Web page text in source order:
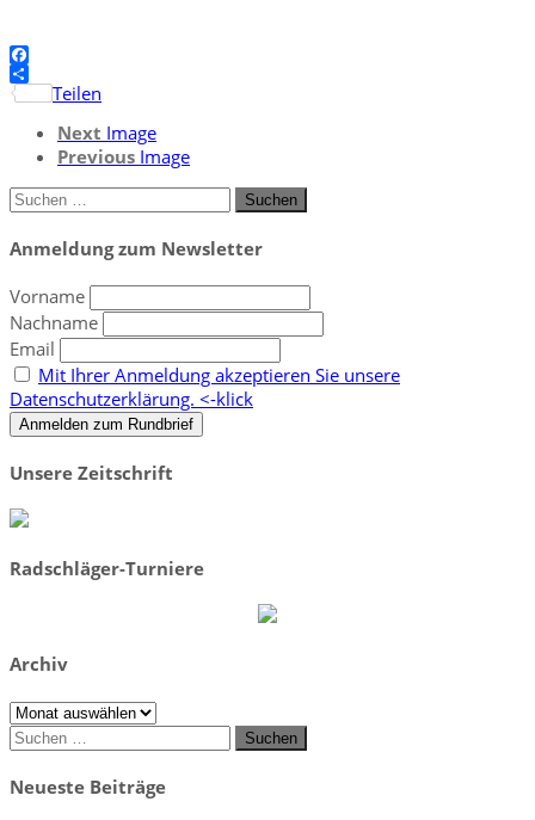
Facebook
Teilen
Next Image
Previous Image
Suchen
Anmeldung zum Newsletter
Vorname
Nachname
Email
Mit Ihrer Anmeldung akzeptieren Sie unsere
Datenschutzerklärung. <-klick
Unsere Zeitschrift
Radschläger-Turniere
Archiv
Archiv
Suchen
nach:
Neueste Beiträge